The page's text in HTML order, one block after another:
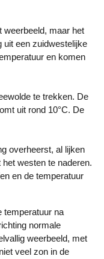
uit een zuidwestelijke
en komen
te trekken. De
uit rond 10°C. De
overheerst, al lijken
westen te naderen.
en de temperatuur
normale
weerbeeld, met
veel zon in de